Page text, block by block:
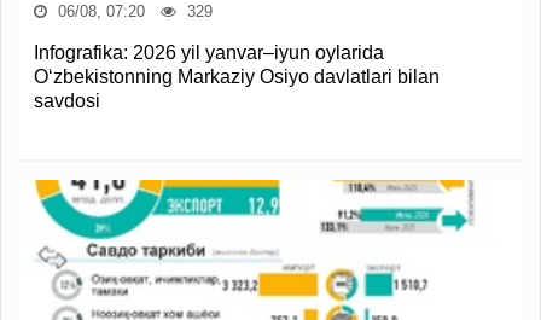
06/08, 07:20 329
Infografika: 2026 yil yanvar–iyun oylarida
O‘zbekistonning Markaziy Osiyo davlatlari bilan
savdosi